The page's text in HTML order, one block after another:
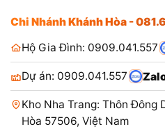
Chi Nhánh Khánh Hòa -
Hộ Gia Đình: 0909.041.557
Dự án: 0909.041.557
Kho Nha Trang: Thôn Đông
Hòa 57506, Việt Nam